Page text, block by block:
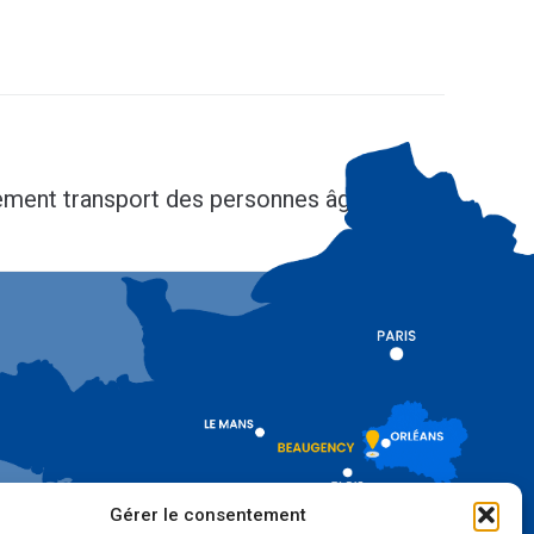
Gérer le consentement
SUIV
transport des personnes âgées